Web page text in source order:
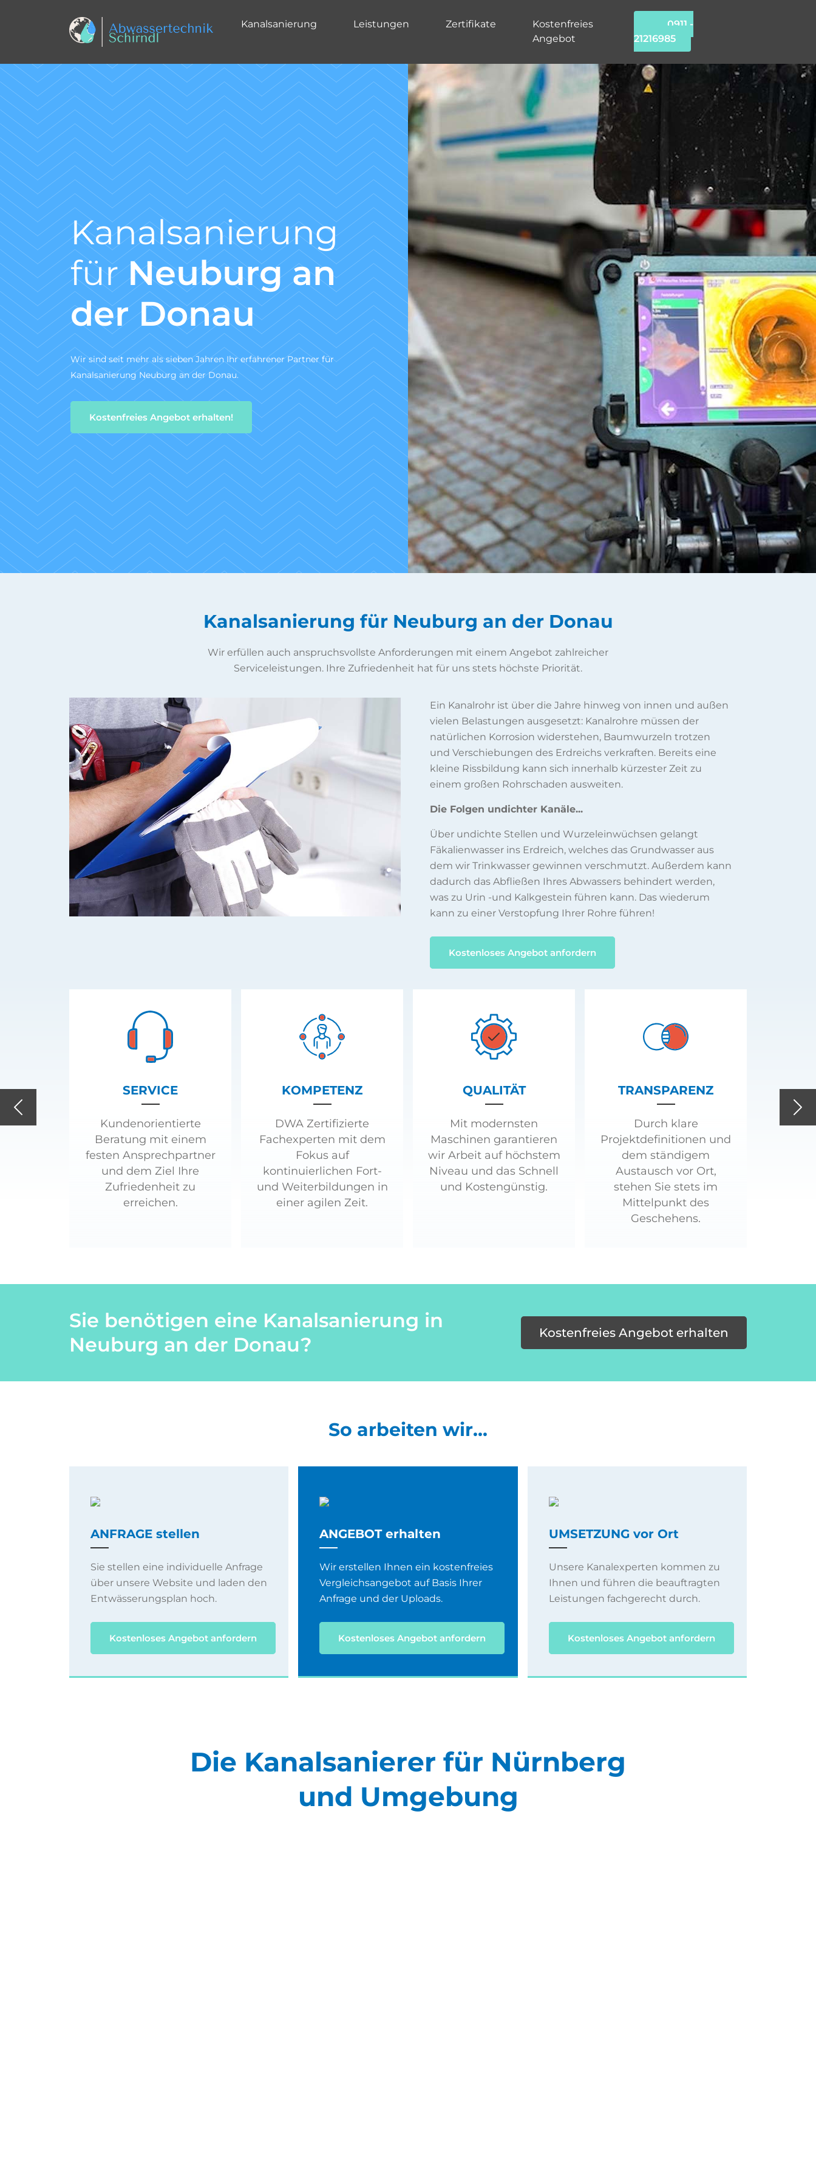
Kanalsanierung Leistungen Zertifikate
Kostenfreies
Angebot
0911 -
21216985
Kanal TV-
Untersuchung
nach DIN 1986-
30
Wir sind ein zertifiziertes Fachunternehmen für die Kanal-TV-
Untersuchung gem. DIN 1986-30.
Zum Angebotsservice
Previous
Kanalsanierung für Neuburg an der Donau
Wir erfüllen auch anspruchsvollste Anforderungen mit einem Angebot zahlreicher
Serviceleistungen. Ihre Zufriedenheit hat für uns stets höchste Priorität.
Ein Kanalrohr ist über die Jahre hinweg von innen und außen
vielen Belastungen ausgesetzt: Kanalrohre müssen der
natürlichen Korrosion widerstehen, Baumwurzeln trotzen
und Verschiebungen des Erdreichs verkraften. Bereits eine
kleine Rissbildung kann sich innerhalb kürzester Zeit zu
einem großen Rohrschaden ausweiten.
Die Folgen undichter Kanäle...
Über undichte Stellen und Wurzeleinwüchsen gelangt
Fäkalienwasser ins Erdreich, welches das Grundwasser aus
dem wir Trinkwasser gewinnen verschmutzt. Außerdem kann
dadurch das Abfließen Ihres Abwassers behindert werden,
was zu Urin -und Kalkgestein führen kann. Das wiederum
kann zu einer Verstopfung Ihrer Rohre führen!
Kostenloses Angebot anfordern
SERVICE
Kundenorientierte
Beratung mit einem
festen Ansprechpartner
und dem Ziel Ihre
Zufriedenheit zu
erreichen.
KOMPETENZ
DWA Zertifizierte
Fachexperten mit dem
Fokus auf
kontinuierlichen Fort-
und Weiterbildungen in
einer agilen Zeit.
QUALITÄT
Mit modernsten
Maschinen garantieren
wir Arbeit auf höchstem
Niveau und das Schnell
und Kostengünstig.
TRANSPARENZ
Durch klare
Projektdefinitionen und
dem ständigem
Austausch vor Ort,
stehen Sie stets im
Mittelpunkt des
Geschehens.
Sie benötigen eine Kanalsanierung in
Neuburg an der Donau?
Kostenfreies Angebot erhalten
So arbeiten wir...
ANFRAGE stellen
Sie stellen eine individuelle Anfrage
über unsere Website und laden den
Entwässerungsplan hoch.
Kostenloses Angebot anfordern
ANGEBOT erhalten
Wir erstellen Ihnen ein kostenfreies
Vergleichsangebot auf Basis Ihrer
Anfrage und der Uploads.
Kostenloses Angebot anfordern
UMSETZUNG vor Ort
Unsere Kanalexperten kommen zu
Ihnen und führen die beauftragten
Leistungen fachgerecht durch.
Kostenloses Angebot anfordern
Die Kanalsanierer für Nürnberg
und Umgebung